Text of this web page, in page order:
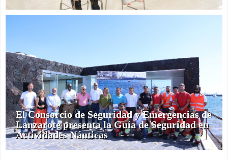
El Consorcio de Seguridad y Emergencias de
Lanzarote presenta la Guía de Seguridad en
Actividades Náuticas